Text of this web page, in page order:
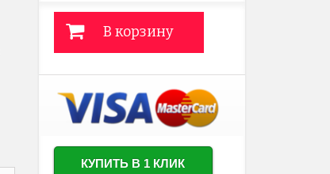
В корзину
КУПИТЬ В 1 КЛИК